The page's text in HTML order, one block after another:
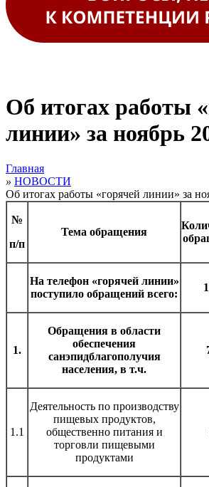
Об итогах работы
линии» за ноябрь
Главная
» НОВОСТИ
Об итогах работы «горячей линии» за
№
п/п
Тема обращения
На телефон «горячей линии»
поступило обращений всего:
1.
Обращения в области
обеспечения
санэпидблагополучия
населения, в т.ч.
1.1
Деятельность по производству
пищевых продуктов,
общественно питания и
торговли пищевыми
продуктами